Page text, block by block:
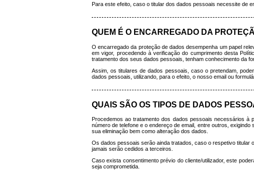
Para este efeito, caso o titular dos dados pessoais necessite de
QUEM É O ENCARREGADO DA
O encarregado da proteção de dados desempenha um papel
em vigor, procedendo à verificação do cumprimento desta
tratamento dos seus dados pessoais, tenham conhecimento da
Assim, os titulares de dados pessoais, caso o pretendam,
dados pessoais, utilizando, para o efeito, o nosso email ou
QUAIS SÃO OS TIPOS DE DADOS
Procedemos ao tratamento dos dados pessoais necessários
número de telefone e o endereço de email, entre outros,
sua eliminação bem como alteração dos dados.
Os dados pessoais serão ainda tratados, caso o respetivo titular
jamais serão cedidos a terceiros.
Caso exista consentimento prévio do cliente/utilizador, este
seja comprometida.